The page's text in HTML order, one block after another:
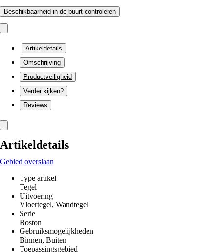
Beschikbaarheid in de buurt controleren
Artikeldetails
Omschrijving
Productveiligheid
Verder kijken?
Reviews
Artikeldetails
Gebied overslaan
Type artikel
Tegel
Uitvoering
Vloertegel, Wandtegel
Serie
Boston
Gebruiksmogelijkheden
Binnen, Buiten
Toepassingsgebied